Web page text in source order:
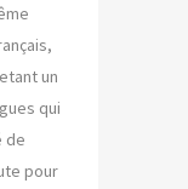
un
qui
de
pour